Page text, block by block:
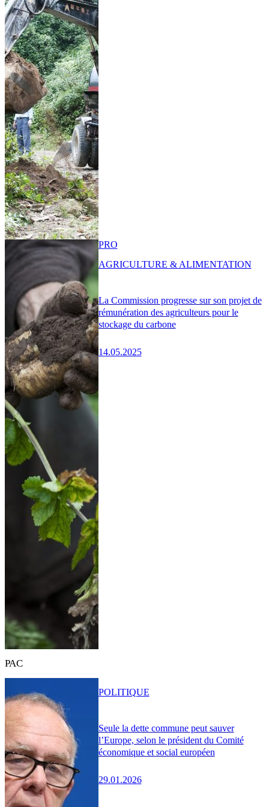
La Commission progresse sur son projet de
rémunération des agriculteurs pour le
stockage du carbone
14.05.2025
PRO
AGRICULTURE & ALIMENTATION
PAC
Seule la dette commune peut sauver
l’Europe, selon le président du Comité
économique et social européen
29.01.2026
POLITIQUE